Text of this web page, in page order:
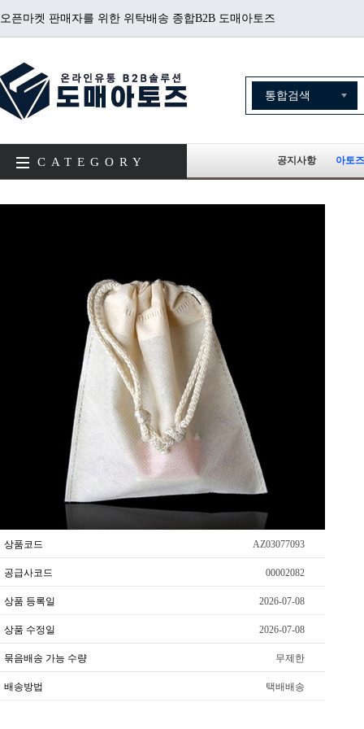
오픈마켓 판매자를 위한 위탁배송 종합B2B 도매아토즈
CATEGORY 공지사항 아토
상품코드 AZ03077093
공급사코드 00002082
상품 등록일 2026-07-08
상품 수정일 2026-07-08
묶음배송 가능 수량 무제한
배송방법 택배배송